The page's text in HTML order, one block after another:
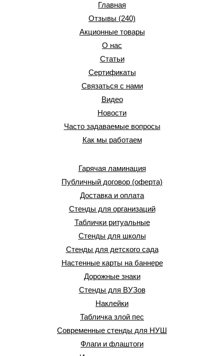
Главная
Отзывы (240)
Акционные товары
О нас
Статьи
Сертификаты
Связаться с нами
Видео
Новости
Часто задаваемые вопросы
Как мы работаем
Гарячая ламинация
Публичный договор (оферта)
Доставка и оплата
Стенды для организаций
Таблички ритуальные
Стенды для школы
Стенды для детского сада
Настенные карты на баннере
Дорожные знаки
Стенды для ВУЗов
Наклейки
Табличка злой пес
Современные стенды для НУШ
Флаги и флаштоги